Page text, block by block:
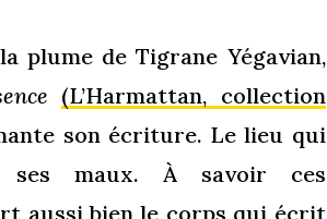
plume de Tigrane Yégavian,
(L’Harmattan, collection
son écriture. Le lieu qui
ses maux. À savoir ces
aussi bien le corps qui écrit